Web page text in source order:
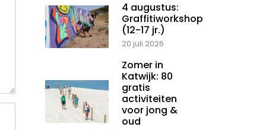
4 augustus:
Graffitiworkshop
(12-17 jr.)
20 juli 2026
Zomer in
Katwijk: 80
gratis
activiteiten
voor jong &
oud